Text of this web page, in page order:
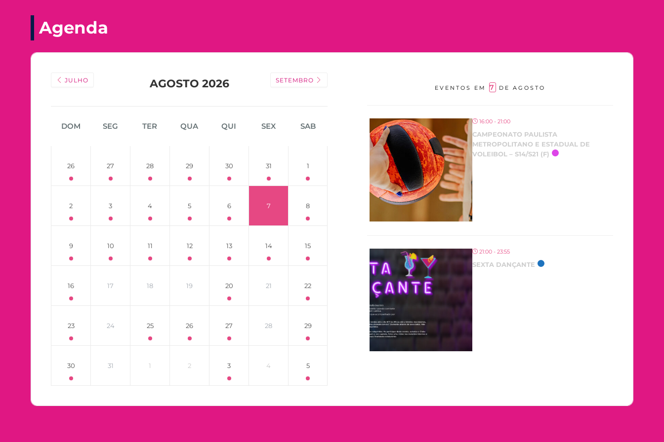
Agenda
JULHO AGOSTO 2026 SETEMBRO
DOM SEG TER QUA QUI SEX SAB
26 27 28 29 30 31 1
2 3 4 5 6 7 8
9 10 11 12 13 14 15
16 17 18 19 20 21 22
23 24 25 26 27 28 29
30 31 1 2 3 4 5
EVENTOS EM 7 DE AGOSTO
16:00 - 21:00
CAMPEONATO PAULISTA
METROPOLITANO E ESTADUAL DE
VOLEIBOL – S14/S21 (F)
21:00 - 23:55
SEXTA DANÇANTE